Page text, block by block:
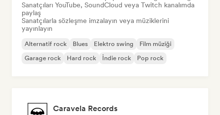
Sanatçıları YouTube, SoundCloud veya Twitch kanalımda
paylaş
Sanatçılarla sözleşme imzalayın veya müziklerini
yayınlayın
Alternatif rock Blues Elektro swing
Film müziği
Garage rock
Hard rock İndie rock Pop rock
Caravela Records